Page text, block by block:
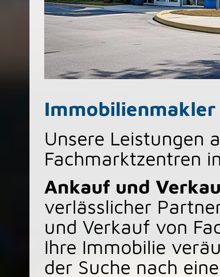
Unsere Leistungen
Fachmarktzentren
Ankauf und
verlässlicher
und Verkauf von
Ihre Immobilie
der Suche nach